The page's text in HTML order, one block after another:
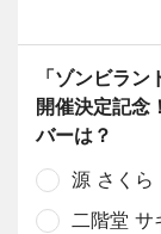
「ゾンビラ
開催決定記念
バーは？
源 さくら
二階堂 サ